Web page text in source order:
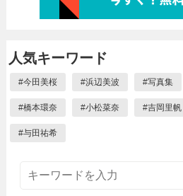
人気キーワード
#今田美桜 #浜辺美波 #写真集
#橋本環奈 #小松菜奈 #吉岡里帆
#与田祐希